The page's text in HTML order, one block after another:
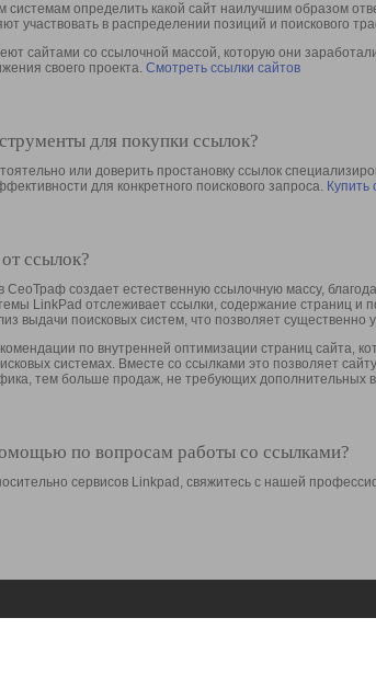
определить какой сайт наилучшим образом
участвовать в раcпределении позиций и поискового
сайтами со ссылочной массой, которую они
своего проекта. Смотреть ссылки сайтов
для покупки ссылок?
или доверить простановку ссылок
для конкретного поискового запроса. Купить
ссылок?
СеоТраф создает естественную ссылочную массу,
LinkPad отслеживает ссылки, содержание страниц
выдачи поисковых систем, что позволяет существенно
по внутренней оптимизации страниц сайта,
системах. Вместе со ссылками это позволяет
тем больше продаж, не требующих дополнительных
по вопросам работы со ссылками?
сервисов Linkpad, свяжитесь с нашей